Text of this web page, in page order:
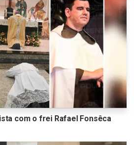
com o frei Rafael Fonsêca